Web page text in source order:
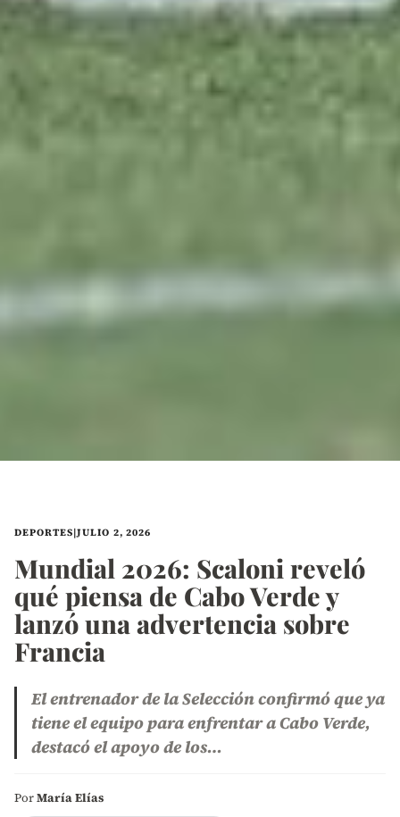
DEPORTES|JULIO 2, 2026
Mundial 2026: Scaloni reveló
qué piensa de Cabo Verde y
lanzó una advertencia sobre
Francia
El entrenador de la Selección confirmó que ya
tiene el equipo para enfrentar a Cabo Verde,
destacó el apoyo de los…
PorMaría Elías